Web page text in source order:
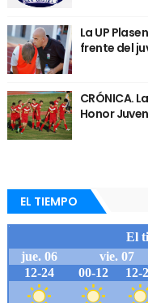
La UP
frente del
CRÓNICA.
Honor
EL TIEMPO